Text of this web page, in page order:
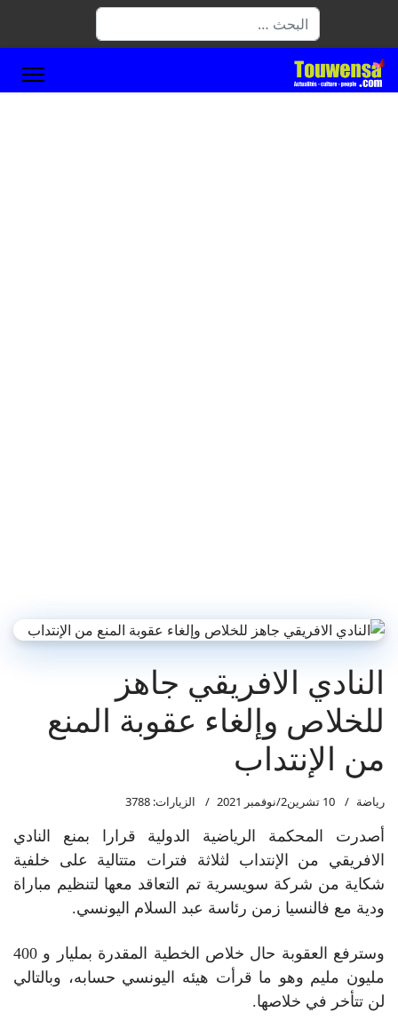
البحث
النادي الافريقي جاهز
للخلاص وإلغاء عقوبة المنع
من اﻹنتداب
رياضة 10 تشرين2/نوفمبر 2021 الزيارات: 3788
أصدرت المحكمة الرياضية الدولية قرارا بمنع النادي
الافريقي من اﻹنتداب لثلاثة فترات متتالية على خلفية
شكاية من شركة سويسرية تم التعاقد معها لتنظيم مباراة
ودية مع فالنسيا زمن رئاسة عبد السلام اليونسي.
وسترفع العقوبة حال خلاص الخطية المقدرة بمليار و 400
مليون مليم وهو ما قرأت هيئه اليونسي حسابه، وبالتالي
لن تتأخر في خلاصها.